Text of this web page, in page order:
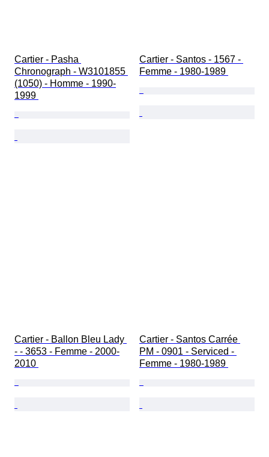
Cartier - Pasha
Chronograph - W3101855
(1050) - Homme - 1990-
1999
Cartier - Santos - 1567 -
Femme - 1980-1989
Cartier - Ballon Bleu Lady
- - 3653 - Femme - 2000-
2010
Cartier - Santos Carrée
PM - 0901 - Serviced -
Femme - 1980-1989